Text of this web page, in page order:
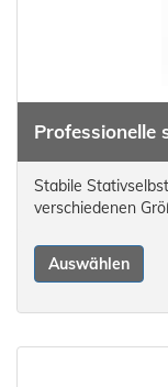
Professionelle
Stabile
verschiedenen
Auswählen